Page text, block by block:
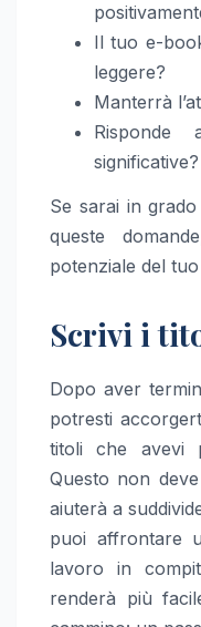
Il tuo e-
leggere?
Manterrà
significative?
Se sarai in
queste
potenziale del
Scrivi i
Dopo aver
potresti
titoli che avevi
Questo non
aiuterà a
puoi affrontare
lavoro in
renderà più